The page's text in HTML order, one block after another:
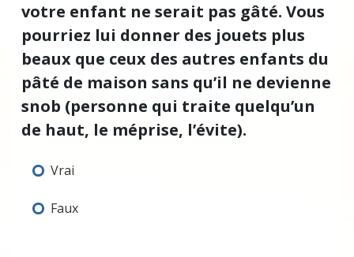
votre enfant ne serait pas gâté. Vous
pourriez lui donner des jouets plus
beaux que ceux des autres enfants du
pâté de maison sans qu’il ne devienne
snob (personne qui traite quelqu’un
de haut, le méprise, l’évite).
Vrai
Faux